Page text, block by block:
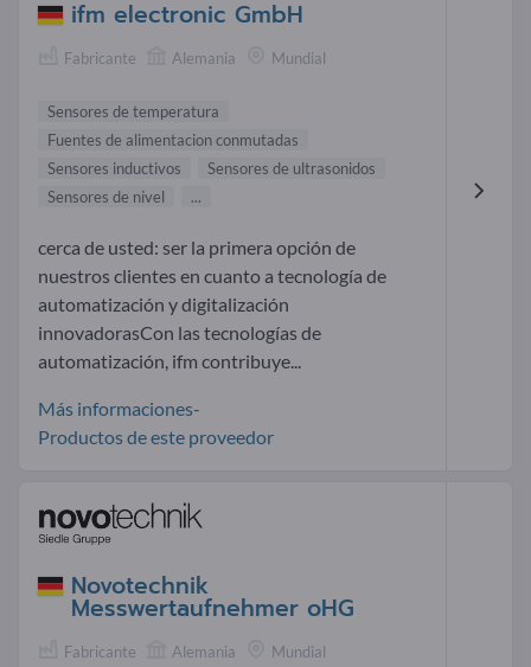
ifm electronic GmbH
Fabricante Alemania Mundial
Sensores de temperatura
Fuentes de alimentacion conmutadas
Sensores inductivos
Sensores de ultrasonidos
Sensores de nivel
...
cerca de usted: ser la primera opción de
nuestros clientes en cuanto a tecnología de
automatización y digitalización
innovadorasCon las tecnologías de
automatización, ifm contribuye...
Más informaciones-
Productos de este proveedor
Novotechnik
Messwertaufnehmer oHG
Fabricante Alemania Mundial